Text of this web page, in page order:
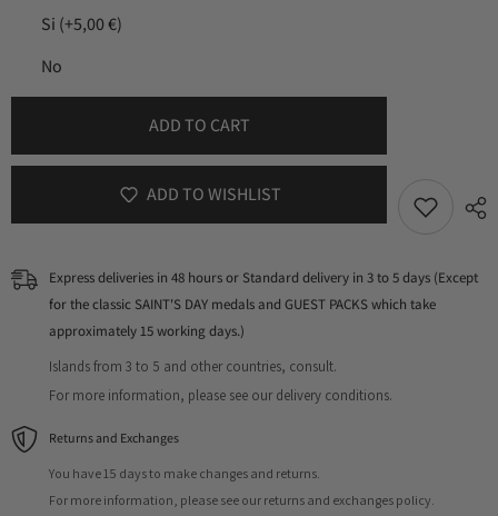
Si (+5,00 €)
No
ADD TO CART
ADD TO WISHLIST
Express deliveries in 48 hours or Standard delivery in 3 to 5 days (Except
for the classic SAINT'S DAY medals and GUEST PACKS which take
approximately 15 working days.)
Islands from 3 to 5 and other countries, consult.
For more information, please see our delivery conditions.
Returns and Exchanges
You have 15 days to make changes and returns.
For more information, please see our returns and exchanges policy.